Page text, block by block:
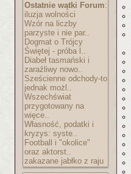
Ostatnie wątki Forum:
iluzja wolności
Wzór na liczby
parzyste i nie par..
Dogmat o Trójcy
Świętej - próba l..
Diabeł tasmański i
zaraźliwy nowo..
Sześcienne odchody-to
jednak możl..
Wszechświat
przygotowany na
więce..
Własność, podatki i
kryzys: syste..
Football i "okolice"
oraz aktorst..
zakazane jabłko z raju